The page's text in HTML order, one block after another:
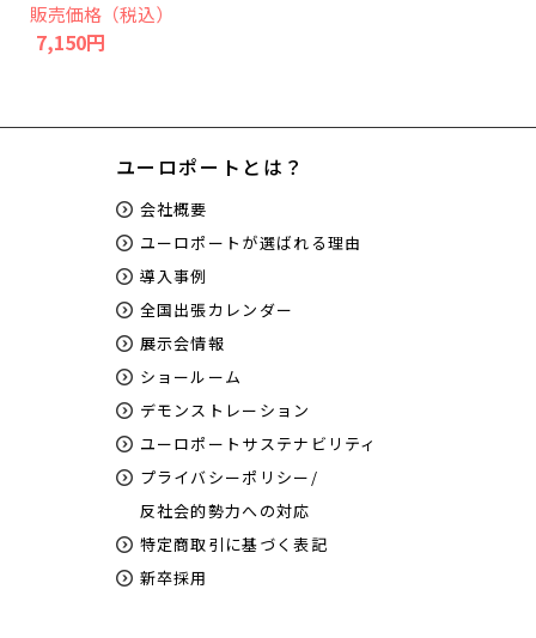
販売価格（税込）
7,150円
ユーロポートとは？
会社概要
ユーロポートが選ばれる理由
導入事例
全国出張カレンダー
展示会情報
ショールーム
デモンストレーション
ユーロポートサステナビリティ
プライバシーポリシー/
反社会的勢力への対応
特定商取引に基づく表記
新卒採用